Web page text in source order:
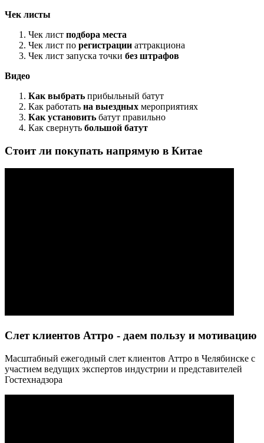
Чек листы
Чек лист подбора места
Чек лист по регистрации аттракциона
Чек лист запуска точки без штрафов
Видео
Как выбрать прибыльный батут
Как работать на выездных мероприятиях
Как установить батут правильно
Как свернуть большой батут
Стоит ли покупать напрямую в Китае
Слет клиентов Аттро - даем пользу и мотивацию
Масштабный ежегодный слет клиентов Аттро в Челябинске с
участием ведущих экспертов индустрии и представителей
Гостехнадзора